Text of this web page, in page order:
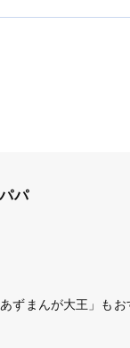
パ
ずまんが大王」もお